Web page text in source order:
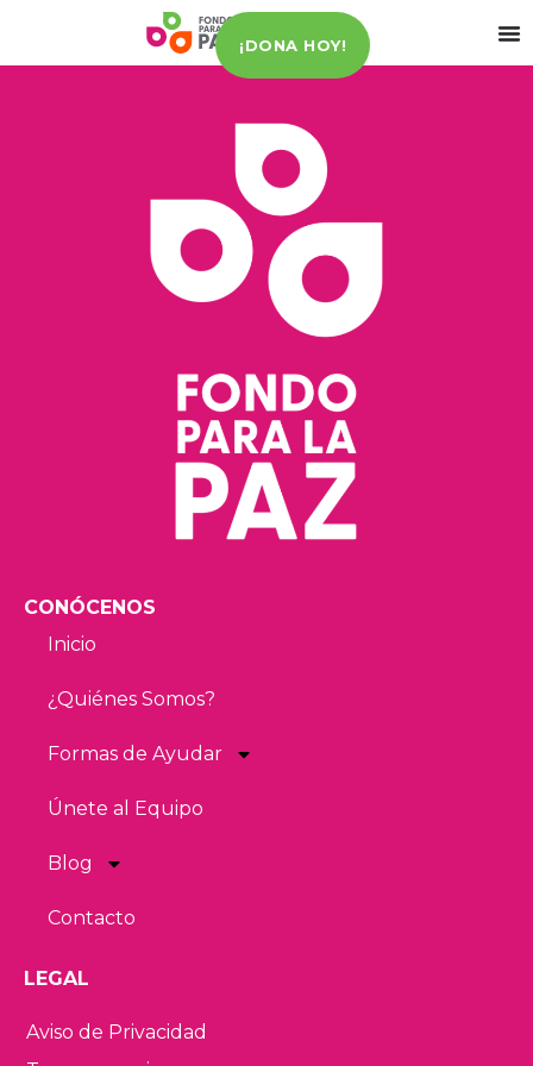
¡DONA HOY!
CONÓCENOS
Inicio
¿Quiénes Somos?
Formas de Ayudar
Únete al Equipo
Blog
Contacto
LEGAL
Aviso de Privacidad